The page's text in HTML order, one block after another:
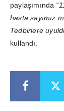
paylaşımında “
hasta sayımız
Tedbirlere
kullandı.